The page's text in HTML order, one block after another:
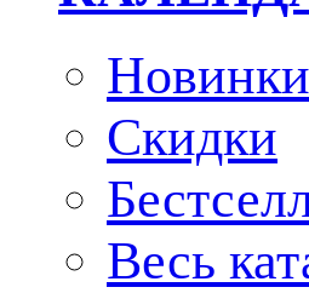
Новинки
Скидки
Весь